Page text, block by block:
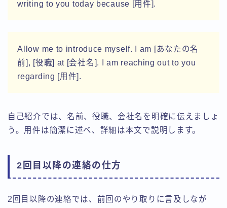
writing to you today because [用件].
Allow me to introduce myself. I am [あなたの名
前], [役職] at [会社名]. I am reaching out to you
regarding [用件].
自己紹介では、名前、役職、会社名を明確に伝えましょ
う。用件は簡潔に述べ、詳細は本文で説明します。
2回目以降の連絡の仕方
2回目以降の連絡では、前回のやり取りに言及しなが